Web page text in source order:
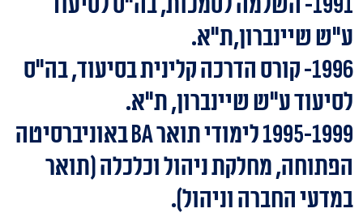
ע"ש שיינברון,ת"א.
1996- קורס הדרכה קלינית בסיעוד, בה"ס
לסיעוד ע"ש שיינברון, ת"א.
1995-1999 לימודי תואר BA באוניברסיטה
הפתוחה, מחלקת ניהול וכלכלה (תואר
במדעי החברה וניהול).